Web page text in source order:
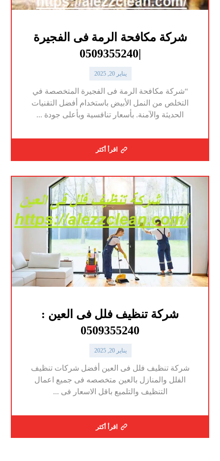
شركة مكافحة الرمة فى الفجيرة
|0509355240
يناير 20, 2025
“شركة مكافحة الرمة فى الفجيرة المتخصصة في
التخلص من النمل الأبيض باستخدام أفضل التقنيات
الحديثة والآمنة. بأسعار تنافسية وبأعلى جودة ...
اقرأ أكثر
شركة تنظيف فلل فى العين :
0509355240
يناير 20, 2025
شركة تنظيف فلل فى العين أفضل شركات تنظيف
الفلل والمنازل بالعين متخصصه فى جميع اعمال
التنظيف والتلميع باقل الاسعار فى ...
اقرأ أكثر